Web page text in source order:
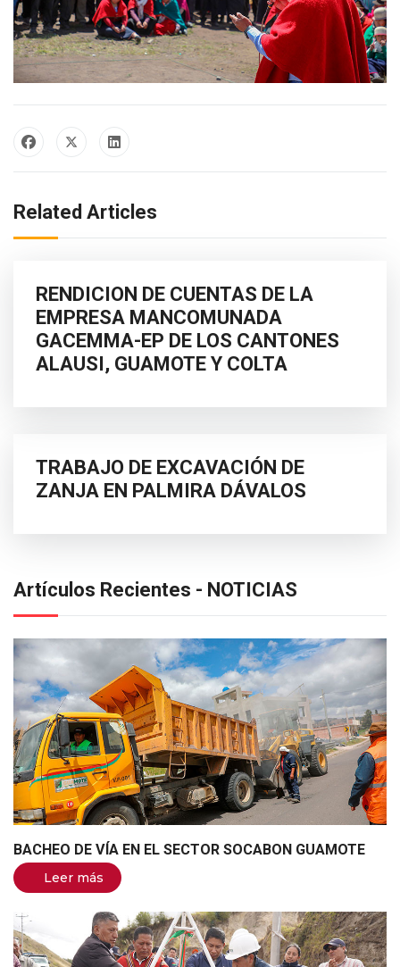
Related Articles
RENDICION DE CUENTAS DE LA
EMPRESA MANCOMUNADA
GACEMMA-EP DE LOS CANTONES
ALAUSI, GUAMOTE Y COLTA
TRABAJO DE EXCAVACIÓN DE
ZANJA EN PALMIRA DÁVALOS
Artículos Recientes - NOTICIAS
BACHEO DE VÍA EN EL SECTOR SOCABON GUAMOTE
Leer más